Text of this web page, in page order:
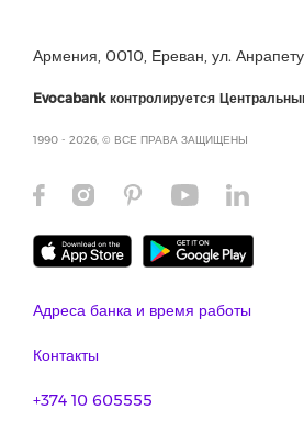
Армения, 0010, Ереван, ул.
Evocabank контролируется
1990 - 2026, © ВСЕ ПРАВА ЗАЩИЩЕНЫ
Адреса банка и время работы
Контакты
+374 10 605555